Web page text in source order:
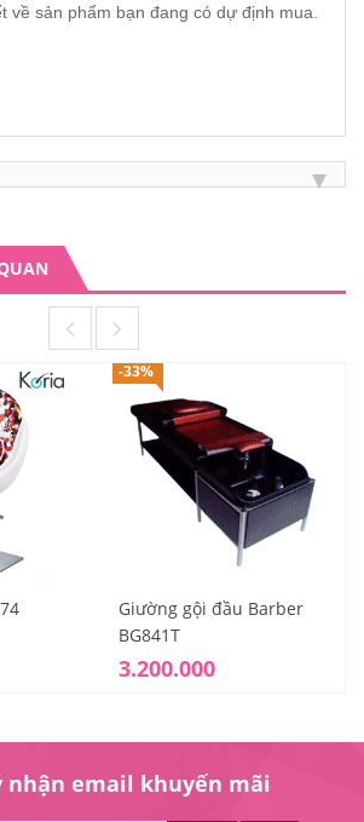
về sản phẩm bạn đang có dự định mua.
-33%
Giường gội đầu Barber
BG841T
3.200.000
nhận email khuyến mãi